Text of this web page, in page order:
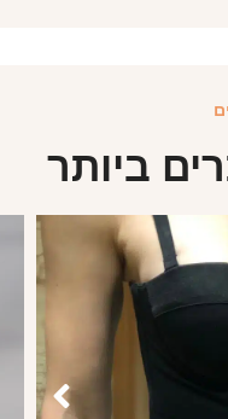
ביותר